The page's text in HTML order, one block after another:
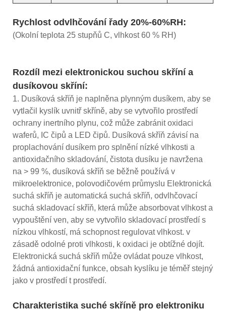
Rychlost odvlhčování řady 20%-60%RH:
(Okolní teplota 25 stupňů C, vlhkost 60 % RH)
Rozdíl mezi elektronickou suchou skříní a
dusíkovou skříní:
1. Dusíková skříň je naplněna plynným dusíkem, aby se
vytlačil kyslík uvnitř skříně, aby se vytvořilo prostředí
ochrany inertního plynu, což může zabránit oxidaci
waferů, IC čipů a LED čipů. Dusíková skříň závisí na
proplachování dusíkem pro splnění nízké vlhkosti a
antioxidačního skladování, čistota dusíku je navržena
na > 99 %, dusíková skříň se běžně používá v
mikroelektronice, polovodičovém průmyslu Elektronická
suchá skříň je automatická suchá skříň, odvlhčovací
suchá skladovací skříň, která může absorbovat vlhkost a
vypouštění ven, aby se vytvořilo skladovací prostředí s
nízkou vlhkostí, má schopnost regulovat vlhkost. v
zásadě odolné proti vlhkosti, k oxidaci je obtížné dojít.
Elektronická suchá skříň může ovládat pouze vlhkost,
žádná antioxidační funkce, obsah kyslíku je téměř stejný
jako v prostředí t prostředí.
Charakteristika suché skříně pro elektroniku